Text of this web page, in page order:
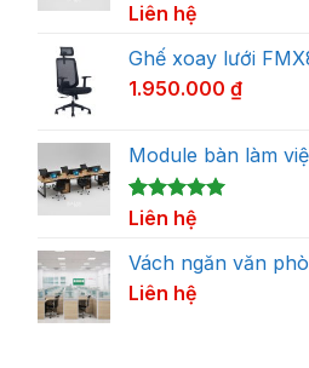
5.00trên 5
dựa trên
1
đánh giá
Liên hệ
Ghế xoay lưới
1.950.000 ₫
Module bàn làm
5.00trên 5
dựa trên
1
đánh giá
Liên hệ
Vách ngăn văn
Liên hệ